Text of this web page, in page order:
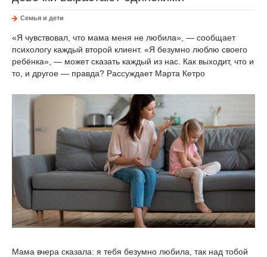
Семья и дети
«Я чувствовал, что мама меня не любила», — сообщает
психологу каждый второй клиент. «Я безумно люблю своего
ребёнка», — может сказать каждый из нас. Как выходит, что и
то, и другое — правда? Рассуждает Марта Кетро
Мама вчера сказала: я тебя безумно любила, так над тобой